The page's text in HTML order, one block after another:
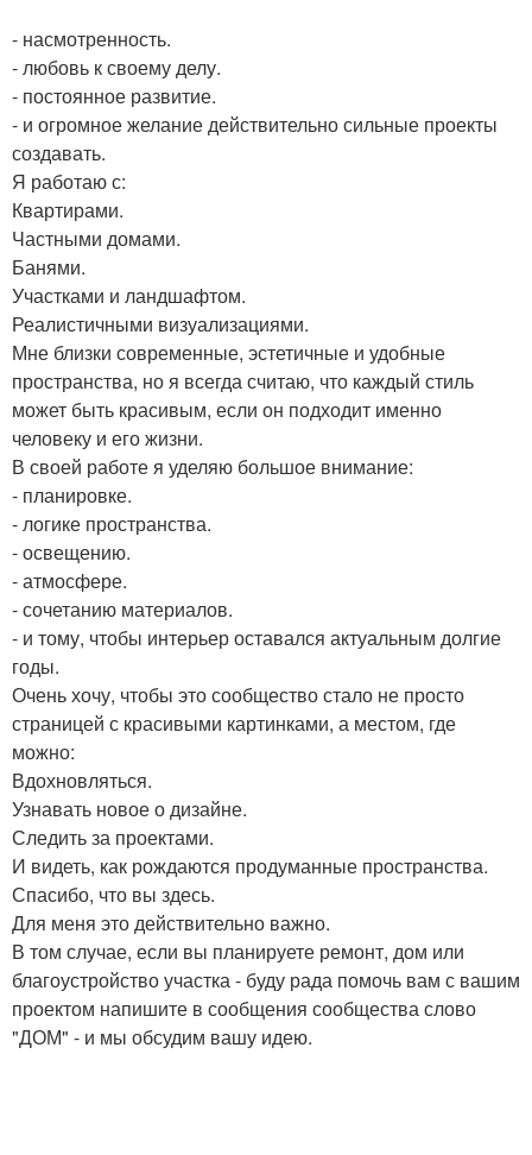
- насмотренность.
- любовь к своему делу.
- постоянное развитие.
- и огромное желание действительно сильные проекты
создавать.
Я работаю с:
Квартирами.
Частными домами.
Банями.
Участками и ландшафтом.
Реалистичными визуализациями.
Мне близки современные, эстетичные и удобные
пространства, но я всегда считаю, что каждый стиль
может быть красивым, если он подходит именно
человеку и его жизни.
В своей работе я уделяю большое внимание:
- планировке.
- логике пространства.
- освещению.
- атмосфере.
- сочетанию материалов.
- и тому, чтобы интерьер оставался актуальным долгие
годы.
Очень хочу, чтобы это сообщество стало не просто
страницей с красивыми картинками, а местом, где
можно:
Вдохновляться.
Узнавать новое о дизайне.
Следить за проектами.
И видеть, как рождаются продуманные пространства.
Спасибо, что вы здесь.
Для меня это действительно важно.
В том случае, если вы планируете ремонт, дом или
благоустройство участка - буду рада помочь вам с вашим
проектом напишите в сообщения сообщества слово
"ДОМ" - и мы обсудим вашу идею.